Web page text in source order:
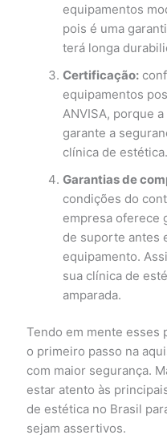
equipamentos
pois é uma
terá longa
Certificação:
equipamentos
ANVISA, porque
garante a
clínica de estética.
Garantias de
condições do
empresa oferece
de suporte antes
equipamento.
sua clínica de
amparada.
Tendo em mente esses
o primeiro passo na
com maior segurança.
estar atento às
de estética no Brasil
sejam assertivos.